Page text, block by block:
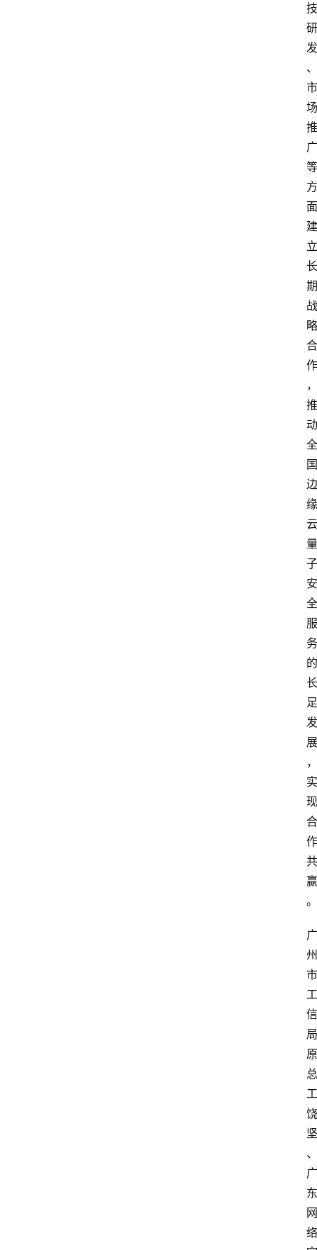
技
研
发
、
市
场
推
广
等
方
面
建
立
长
期
战
略
合
作
，
推
动
全
国
边
缘
云
量
子
安
全
服
务
的
长
足
发
展
，
实
现
合
作
共
赢
。
广
州
市
工
信
局
原
总
工
饶
坚
、
广
东
网
络